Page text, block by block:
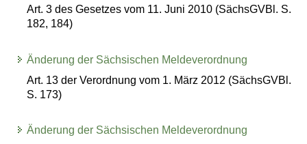
Art. 3 des Gesetzes vom 11. Juni 2010 (SächsGVBl. S.
182, 184)
Änderung der Sächsischen Meldeverordnung
Art. 13 der Verordnung vom 1. März 2012 (SächsGVBl.
S. 173)
Änderung der Sächsischen Meldeverordnung